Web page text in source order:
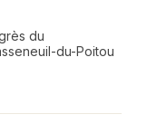
du
du-Poitou